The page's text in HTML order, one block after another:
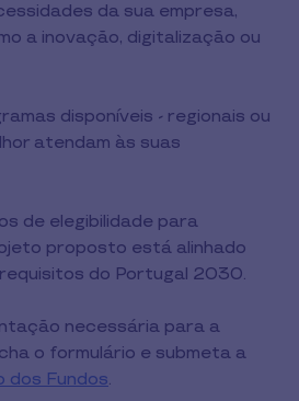
da sua empresa,
a inovação, digitalização ou
disponíveis - regionais ou
atendam às suas
de elegibilidade para
proposto está alinhado
do Portugal 2030.
necessária para a
o formulário e submeta a
dos Fundos.